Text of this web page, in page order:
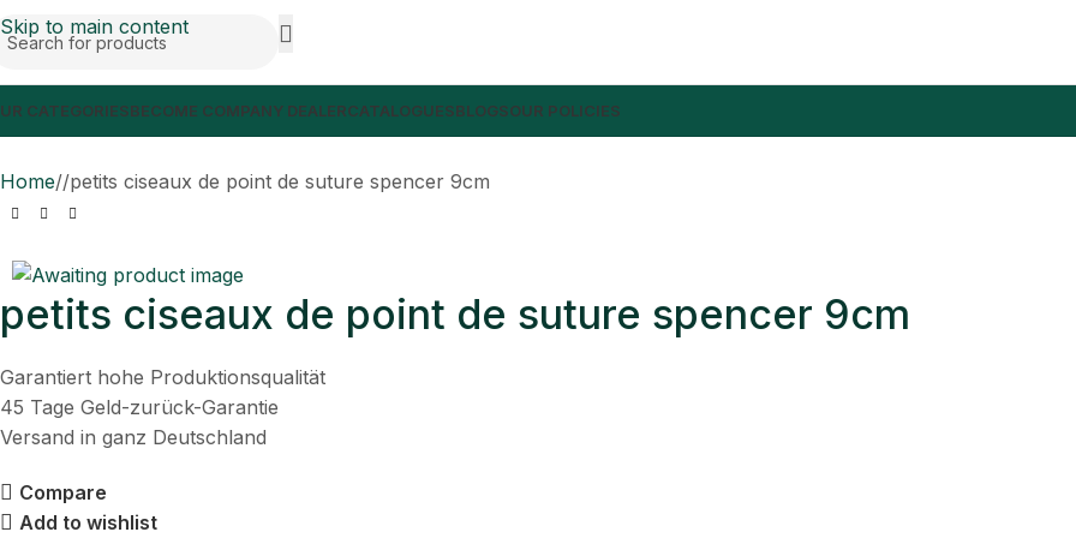
Skip to main content
CATEGORIESBECOME COMPANY DEALERCATALOGUESBLOGSOUR POLICIES
Home/ petits ciseaux de point de suture spencer 9cm
petits ciseaux de point de suture spencer 9cm
Garantiert hohe Produktionsqualität
45 Tage Geld-zurück-Garantie
Versand in ganz Deutschland
Compare
Add to wishlist